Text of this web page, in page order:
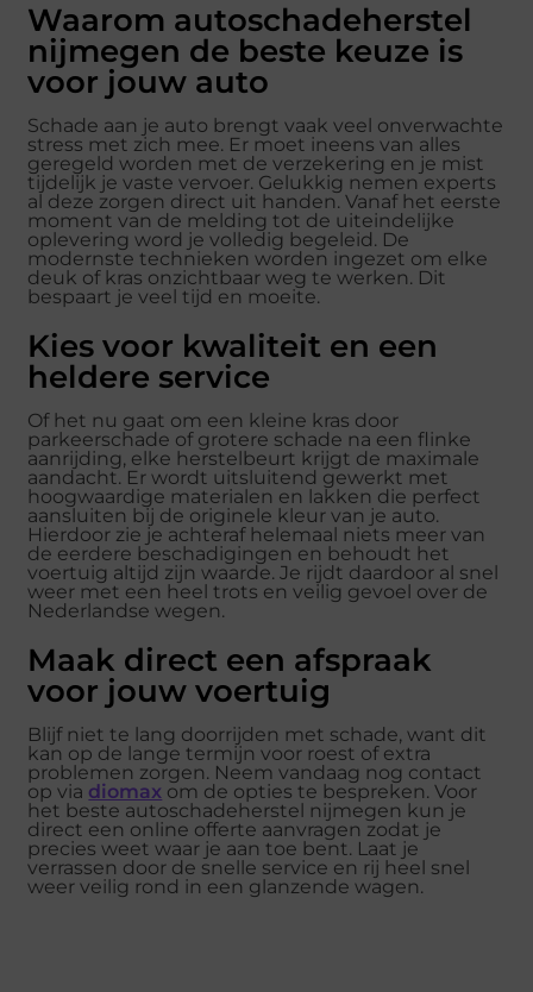
Waarom autoschadeherstel
nijmegen de beste keuze is
voor jouw auto
Schade aan je auto brengt vaak veel onverwachte
stress met zich mee. Er moet ineens van alles
geregeld worden met de verzekering en je mist
tijdelijk je vaste vervoer. Gelukkig nemen experts
al deze zorgen direct uit handen. Vanaf het eerste
moment van de melding tot de uiteindelijke
oplevering word je volledig begeleid. De
modernste technieken worden ingezet om elke
deuk of kras onzichtbaar weg te werken. Dit
bespaart je veel tijd en moeite.
Kies voor kwaliteit en een
heldere service
Of het nu gaat om een kleine kras door
parkeerschade of grotere schade na een flinke
aanrijding, elke herstelbeurt krijgt de maximale
aandacht. Er wordt uitsluitend gewerkt met
hoogwaardige materialen en lakken die perfect
aansluiten bij de originele kleur van je auto.
Hierdoor zie je achteraf helemaal niets meer van
de eerdere beschadigingen en behoudt het
voertuig altijd zijn waarde. Je rijdt daardoor al snel
weer met een heel trots en veilig gevoel over de
Nederlandse wegen.
Maak direct een afspraak
voor jouw voertuig
Blijf niet te lang doorrijden met schade, want dit
kan op de lange termijn voor roest of extra
problemen zorgen. Neem vandaag nog contact
op via diomax om de opties te bespreken. Voor
het beste autoschadeherstel nijmegen kun je
direct een online offerte aanvragen zodat je
precies weet waar je aan toe bent. Laat je
verrassen door de snelle service en rij heel snel
weer veilig rond in een glanzende wagen.